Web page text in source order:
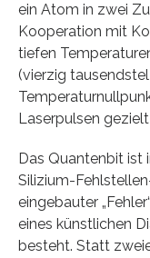
ein Atom in zwei
Kooperation mit
tiefen
(vierzig
Laserpulsen
Das Quantenbit ist
Silizium-
eingebauter
eines künstlichen
besteht. Statt